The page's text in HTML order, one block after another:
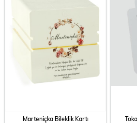
Marteniçka Bileklik Kartı